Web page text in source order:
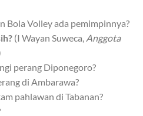
Bola Volley ada pemimpinnya?
(I Wayan Suweca, Anggota
perang Diponegoro?
di Ambarawa?
pahlawan di Tabanan?